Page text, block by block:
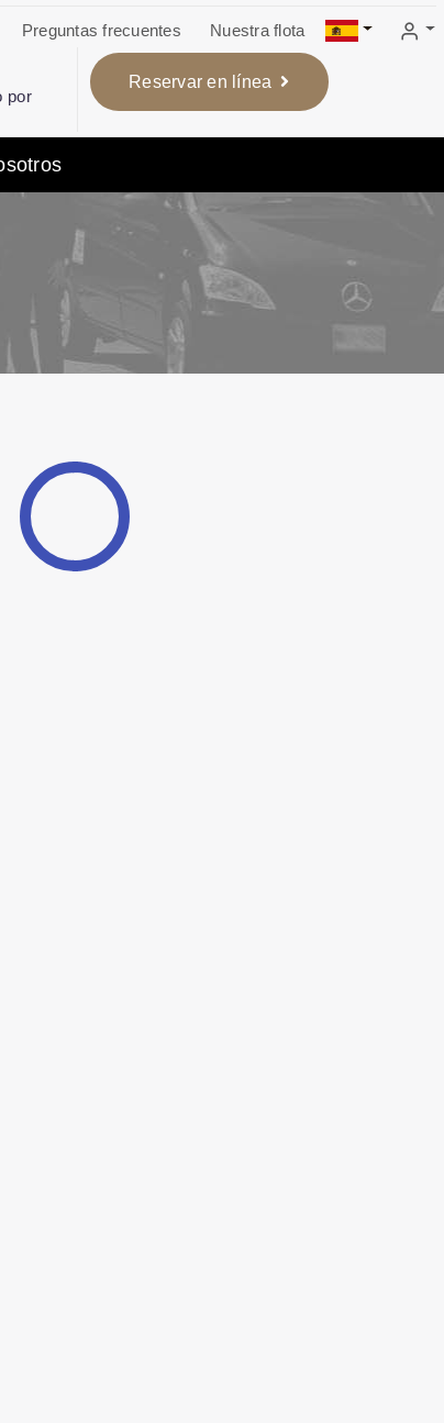
Preguntas frecuentes
Nuestra flota
por
Reservar en línea